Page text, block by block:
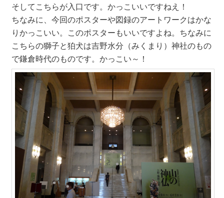
そしてこちらが入口です。かっこいいですねえ！
ちなみに、今回のポスターや図録のアートワークはかな
りかっこいい。このポスターもいいですよね。ちなみに
こちらの獅子と狛犬は吉野水分（みくまり）神社のもの
で鎌倉時代のものです。かっこい～！